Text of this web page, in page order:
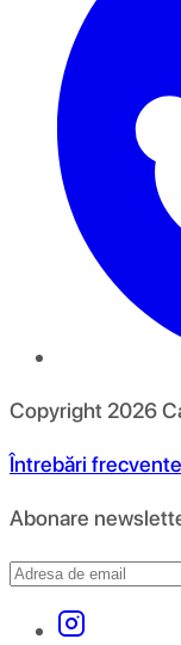
Copyright 2026
Întrebări frecvente
Abonare